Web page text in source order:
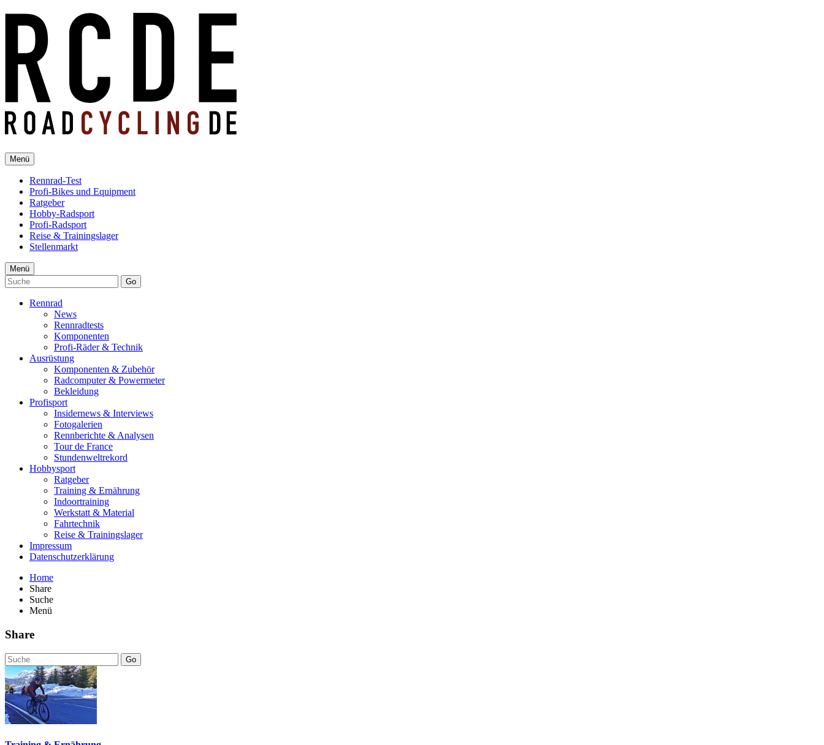
Menü
Rennrad-Test
Profi-Bikes und Equipment
Ratgeber
Hobby-Radsport
Profi-Radsport
Reise & Trainingslager
Stellenmarkt
Menü
Go
Rennrad
News
Rennradtests
Komponenten
Profi-Räder & Technik
Ausrüstung
Komponenten & Zubehör
Radcomputer & Powermeter
Bekleidung
Profisport
Insidernews & Interviews
Fotogalerien
Rennberichte & Analysen
Tour de France
Stundenweltrekord
Hobbysport
Ratgeber
Training & Ernährung
Indoortraining
Werkstatt & Material
Fahrtechnik
Reise & Trainingslager
Impressum
Datenschutzerklärung
Home
Share
Suche
Menü
Share
Go